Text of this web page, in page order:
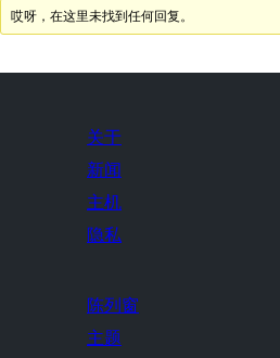
哎呀，在这里未找到任何回复。
关于
新闻
主机
隐私
陈列窗
主题